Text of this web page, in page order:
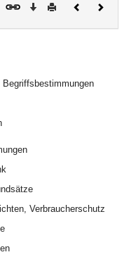
Download
DruckenVorheriges
Begriffsbestimmungen
Verbraucherschutz